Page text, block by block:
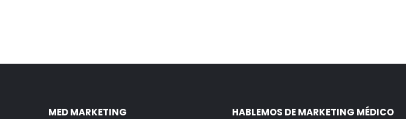
MED MARKETING HABLEMOS DE MARKETING MÉDICO